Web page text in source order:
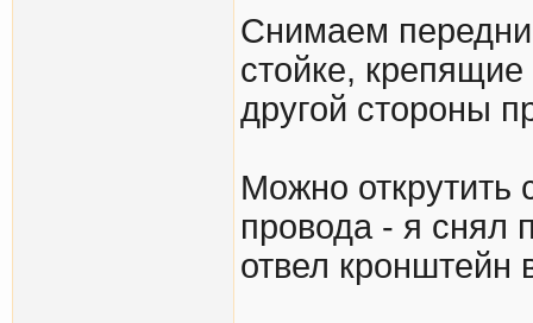
Снимаем
стойке,
другой стороны
Можно открутить
провода - я снял
отвел кронштейн